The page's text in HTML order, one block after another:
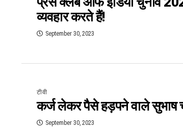
व्यवहार करते हैं!
September 30, 2023
टीवी
कर्ज लेकर पैसे हड़पने वाले सुभाष
September 30, 2023